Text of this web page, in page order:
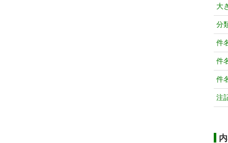
大
分
件
件
件
注